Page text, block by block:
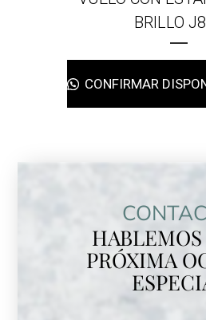
BRILLO
CONFIRMAR
PRÓXIMA